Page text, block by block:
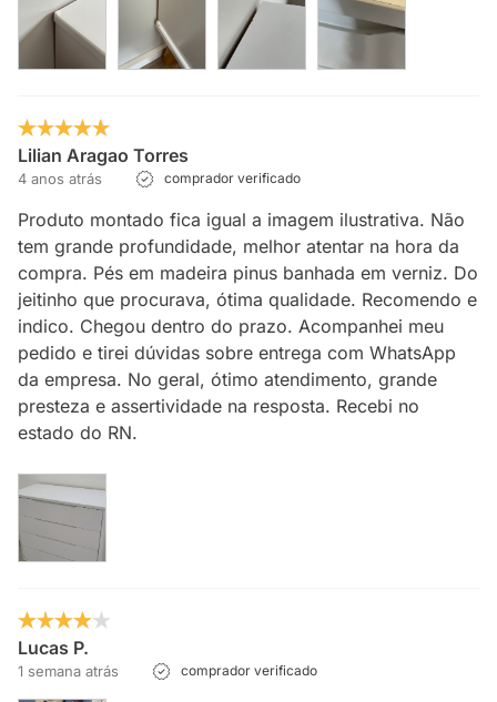
Lilian Aragao Torres
4 anos atrás comprador verificado
Produto montado fica igual a imagem ilustrativa. Não
tem grande profundidade, melhor atentar na hora da
compra. Pés em madeira pinus banhada em verniz. Do
jeitinho que procurava, ótima qualidade. Recomendo e
indico. Chegou dentro do prazo. Acompanhei meu
pedido e tirei dúvidas sobre entrega com WhatsApp
da empresa. No geral, ótimo atendimento, grande
presteza e assertividade na resposta. Recebi no
estado do RN.
Lucas P.
1 semana atrás comprador verificado